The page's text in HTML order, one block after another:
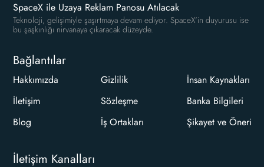
SpaceX ile Uzaya Reklam Panosu Atılacak
Teknoloji, gelişimiyle şaşırtmaya devam ediyor. SpaceX'in duyurusu ise
bu şaşkınlığı nirvanaya çıkaracak düzeyde.
Bağlantılar
Hakkımızda
İletişim
Blog
Gizlilik
Sözleşme
İş Ortakları
İnsan Kaynakları
Banka Bilgileri
Şikayet ve Öneri
İletişim Kanalları